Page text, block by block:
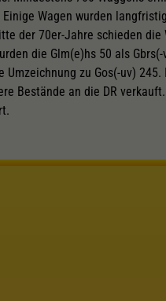
Wagen wurden
der 70er-Jahre schieden
die Glm(e)hs 50 als
zu Gos(-uv) 245.
Bestände an die DR